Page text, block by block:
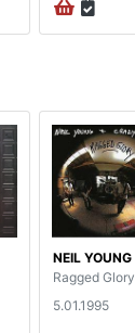
NEIL YOUNG
Ragged Glory
5.01.1995